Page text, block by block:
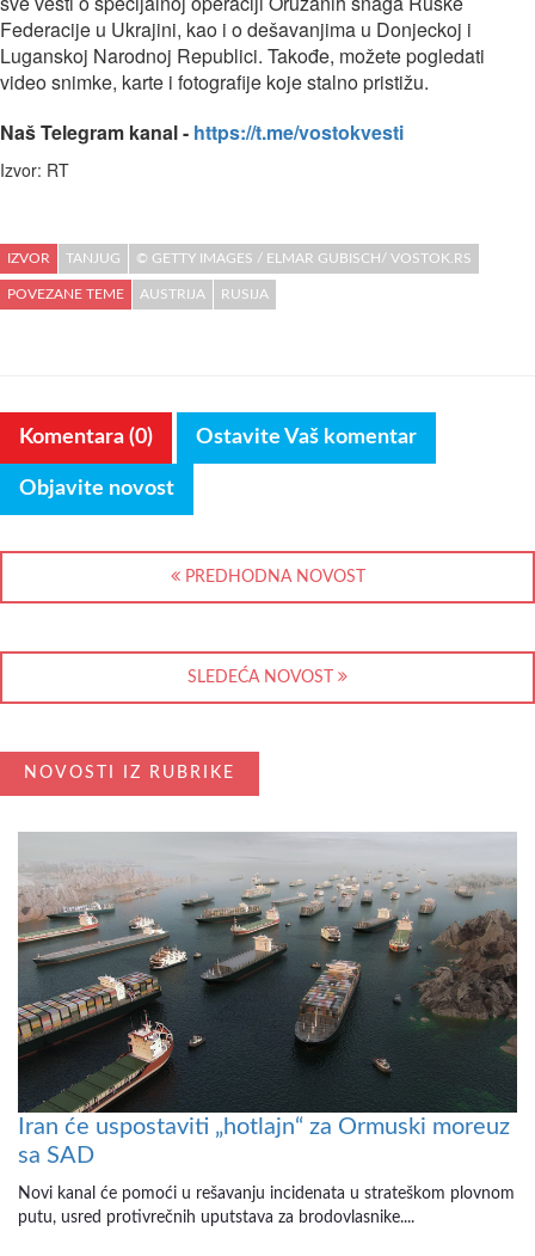
Federacije u Ukrajini, kao i o dešavanjima u Donjeckoj i
Luganskoj Narodnoj Republici. Takođe, možete pogledati
video snimke, karte i fotografije koje stalno pristižu.
Naš Telegram kanal - https://t.me/vostokvesti
Izvor: RT
IZVOR TANJUG © GETTY IMAGES / ELMAR GUBISCH/ VOSTOK.RS
POVEZANE TEME AUSTRIJA RUSIJA
Komentara (0) Ostavite Vaš komentar
Objavite novost
PREDHODNA NOVOST
SLEDEĆA NOVOST
NOVOSTI IZ RUBRIKE
Iran će uspostaviti „hotlajn“ za Ormuski moreuz
sa SAD
Novi kanal će pomoći u rešavanju incidenata u strateškom plovnom
putu, usred protivrečnih uputstava za brodovlasnike....